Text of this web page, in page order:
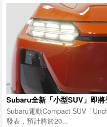
Subaru電動Compact SUV「
發表，預計將於20...